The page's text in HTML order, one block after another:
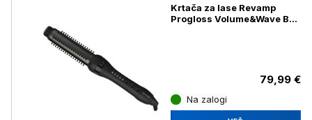
Krtača za lase Revamp
Progloss Volume&Wave BR-
79,99 €
Na zalogi